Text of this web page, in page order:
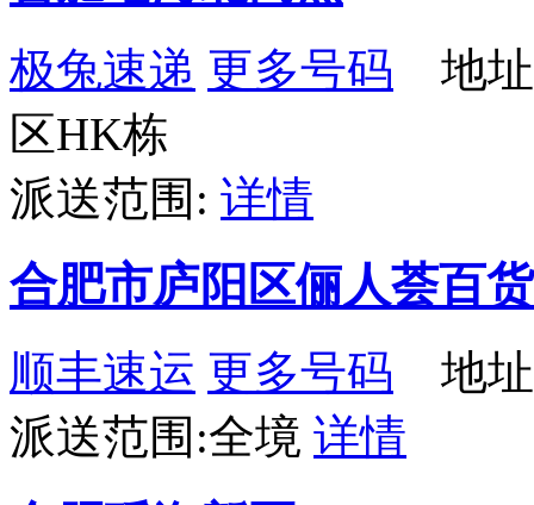
极兔速递 更多号码 地址
区HK栋
派送范围: 详情
合肥市庐阳区俪人荟百
顺丰速运 更多号码 地址
派送范围:全境 详情